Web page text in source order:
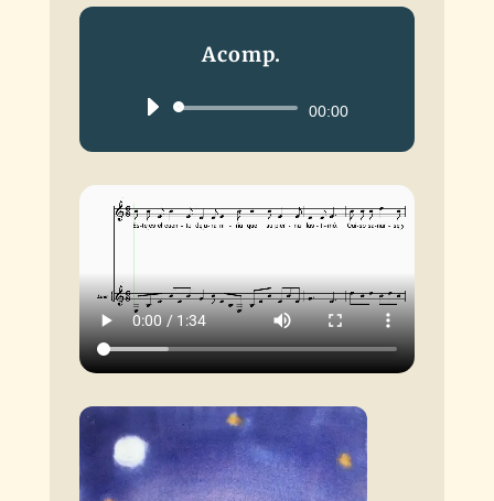
Acomp.
Reproductor00:00